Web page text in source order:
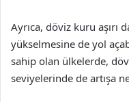
Ayrıca, döviz kuru aşırı
yükselmesine de yol
sahip olan ülkelerde,
seviyelerinde de artışa